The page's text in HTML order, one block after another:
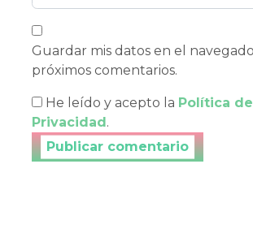
Guardar mis datos en el
próximos comentarios.
He leído y acepto la Política de
Privacidad.
Publicar tu comentario